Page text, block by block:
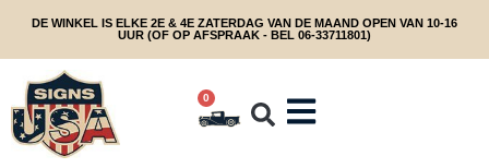
DE WINKEL IS ELKE 2E & 4E ZATERDAG VAN DE MAAND OPEN VAN 10-16
UUR (OF OP AFSPRAAK - BEL 06-33711801)
0